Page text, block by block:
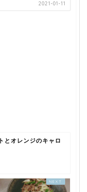
2021-01-11
とオレンジのキャロ